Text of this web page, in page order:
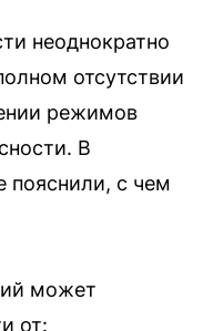
неоднократно
отсутствии
режимов
В
пояснили, с чем
может
от: